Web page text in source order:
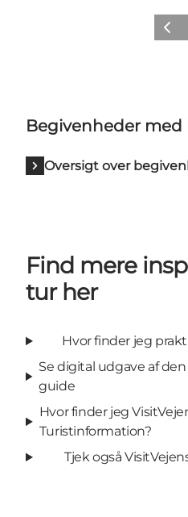
Begivenheder med
Oversigt over
Find mere
tur her
Hvor finder jeg
Se digital udgave af
guide
Hvor finder jeg
Turistinformation?
Tjek også